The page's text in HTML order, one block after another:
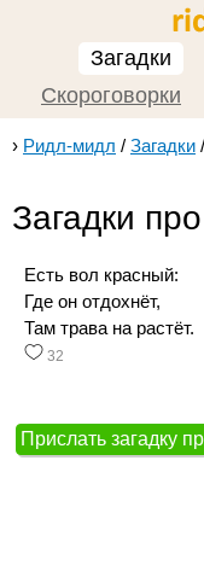
Загадки
Скороговорки
› Ридл-мидл / Загадки /
Загадки
Есть вол красный:
Где он отдохнёт,
Там трава на растёт.
32
Прислать загадку